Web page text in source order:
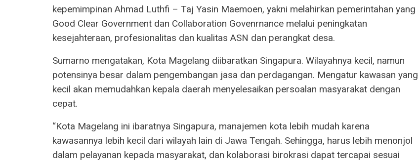
kepemimpinan Ahmad Luthfi – Taj Yasin Maemoen, yakni melahirkan pemerintahan yang
Good Clear Government dan Collaboration Govenrnance melalui peningkatan
kesejahteraan, profesionalitas dan kualitas ASN dan perangkat desa.
Sumarno mengatakan, Kota Magelang diibaratkan Singapura. Wilayahnya kecil, namun
potensinya besar dalam pengembangan jasa dan perdagangan. Mengatur kawasan yang
kecil akan memudahkan kepala daerah menyelesaikan persoalan masyarakat dengan
cepat.
“Kota Magelang ini ibaratnya Singapura, manajemen kota lebih mudah karena
kawasannya lebih kecil dari wilayah lain di Jawa Tengah. Sehingga, harus lebih menonjol
dalam pelayanan kepada masyarakat, dan kolaborasi birokrasi dapat tercapai sesuai